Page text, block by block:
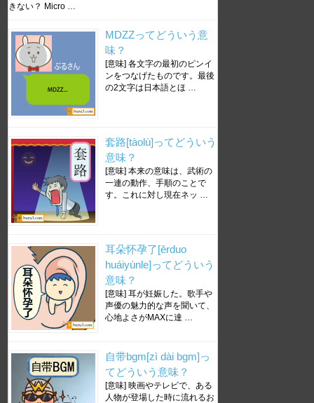
きない？ Micro …
MDZZってどういう意
味？
[意味] 各文字の最初のピンイ
ンをつなげたものです。最後
の2文字は日本語とほ …
套路[tàolù]ってどういう
意味？
[意味] 本来の意味は、武術の
一連の動作、手順のことで
す。これに対し現在ネッ …
耳朵怀孕了[ěrduo
huáiyùnle]ってどういう
意味？
[意味] 耳が妊娠した。歌手や
声優の魅力的な声を聞いて、
心地よさがMAXに達 …
自带bgm[zì dài bgm]っ
てどういう意味？
[意味] 映画やテレビで、ある
人物が登場した時に流れるお